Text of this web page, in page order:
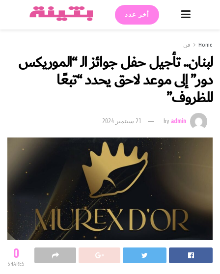
أخر عدد
Home فن
لبنان.. تأجيل حفل جوائز الـ “الموريكس
دور” إلى موعد لاحق يحدد “تبعًا
للظروف”
byadmin 21 سبتمبر 2024
0
SHARES